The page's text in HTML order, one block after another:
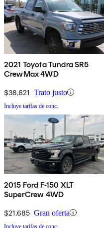
2021 Toyota Tundra SR5
CrewMax 4WD
$38,621 Trato justo
Incluye tarifas de conc.
2015 Ford F-150 XLT
SuperCrew 4WD
$21,685 Gran oferta
Incluye tarifas de conc.